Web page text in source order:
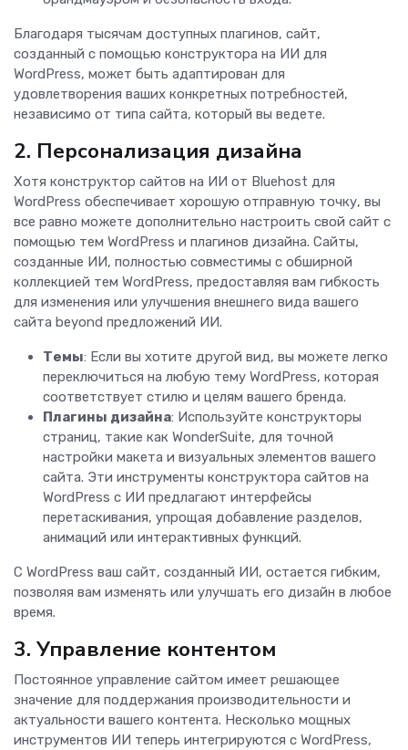
Благодаря тысячам доступных плагинов, сайт,
созданный с помощью конструктора на ИИ для
WordPress, может быть адаптирован для
удовлетворения ваших конкретных потребностей,
независимо от типа сайта, который вы ведете.
2. Персонализация дизайна
Хотя конструктор сайтов на ИИ от Bluehost для
WordPress обеспечивает хорошую отправную точку, вы
все равно можете дополнительно настроить свой сайт с
помощью тем WordPress и плагинов дизайна. Сайты,
созданные ИИ, полностью совместимы с обширной
коллекцией тем WordPress, предоставляя вам гибкость
для изменения или улучшения внешнего вида вашего
сайта beyond предложений ИИ.
Темы: Если вы хотите другой вид, вы можете легко
переключиться на любую тему WordPress, которая
соответствует стилю и целям вашего бренда.
Плагины дизайна: Используйте конструкторы
страниц, такие как WonderSuite, для точной
настройки макета и визуальных элементов вашего
сайта. Эти инструменты конструктора сайтов на
WordPress с ИИ предлагают интерфейсы
перетаскивания, упрощая добавление разделов,
анимаций или интерактивных функций.
С WordPress ваш сайт, созданный ИИ, остается гибким,
позволяя вам изменять или улучшать его дизайн в любое
время.
3. Управление контентом
Постоянное управление сайтом имеет решающее
значение для поддержания производительности и
актуальности вашего контента. Несколько мощных
инструментов ИИ теперь интегрируются с WordPress,